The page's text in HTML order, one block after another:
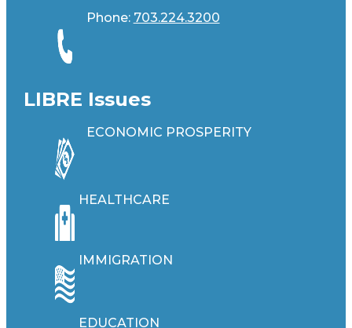
Phone: 703.224.3200
LIBRE Issues
ECONOMIC PROSPERITY
HEALTHCARE
IMMIGRATION
EDUCATION